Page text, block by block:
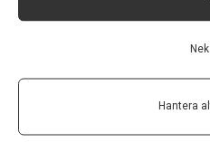
Hantera
Årets Akut Neurologi i
Sverige i Karlstad för 2024